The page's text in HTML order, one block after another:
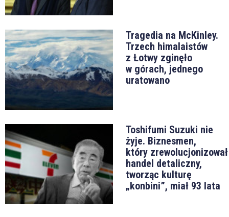
Tragedia na McKinley.
Trzech himalaistów
z Łotwy zginęło
w górach, jednego
uratowano
Toshifumi Suzuki nie
żyje. Biznesmen,
który zrewolucjonizował
handel detaliczny,
tworząc kulturę
„konbini”, miał 93 lata